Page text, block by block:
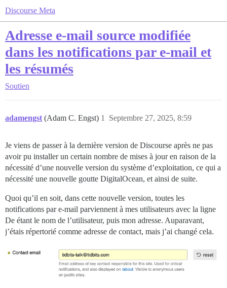
Discourse Meta
Adresse e-mail source modifiée
dans les notifications par e-mail et
les résumés
Soutien
adamengst (Adam C. Engst) Septembre 27, 2025, 8:59
1
Je viens de passer à la dernière version de Discourse après ne pas
avoir pu installer un certain nombre de mises à jour en raison de la
nécessité d’une nouvelle version du système d’exploitation, ce qui a
nécessité une nouvelle goutte DigitalOcean, et ainsi de suite.
Quoi qu’il en soit, dans cette nouvelle version, toutes les
notifications par e-mail parviennent à mes utilisateurs avec la ligne
De étant le nom de l’utilisateur, puis mon adresse. Auparavant,
j’étais répertorié comme adresse de contact, mais j’ai changé cela.